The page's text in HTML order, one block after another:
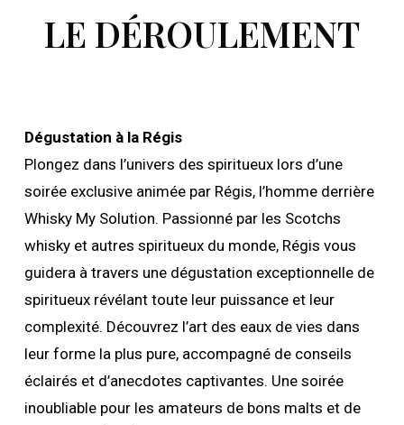
LE DÉROULEMENT
Dégustation à la Régis
Plongez dans l’univers des spiritueux lors d’une
soirée exclusive animée par Régis, l’homme derrière
Whisky My Solution. Passionné par les Scotchs
whisky et autres spiritueux du monde, Régis vous
guidera à travers une dégustation exceptionnelle de
spiritueux révélant toute leur puissance et leur
complexité. Découvrez l’art des eaux de vies dans
leur forme la plus pure, accompagné de conseils
éclairés et d’anecdotes captivantes. Une soirée
inoubliable pour les amateurs de bons malts et de